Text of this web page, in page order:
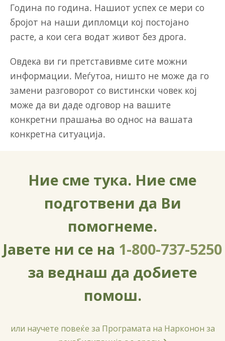
Година по година. Нашиот успех се мери со
бројот на наши дипломци кој постојано
расте, а кои сега водат живот без дрога.
Овдека ви ги претставивме сите можни
информации. Меѓутоа, ништо не може да го
замени разговорот со вистински човек кој
може да ви даде одговор на вашите
конкретни прашања во однос на вашата
конкретна ситуација.
Ние сме тука. Ние сме
подготвени да Ви
помогнеме.
Јавете ни се на 1-800-737-5250
за веднаш да добиете
помош.
или научете повеќе за Програмата на Нарконон за